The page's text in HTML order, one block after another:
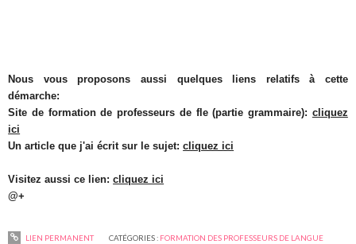
Nous vous proposons aussi quelques liens relatifs à cette
démarche:
Site de formation de professeurs de fle (partie grammaire): cliquez
ici
Un article que j'ai écrit sur le sujet:cliquez ici
Visitez aussi ce lien:cliquez ici
@+
LIEN PERMANENT CATÉGORIES : FORMATION DES PROFESSEURS DE LANGUE